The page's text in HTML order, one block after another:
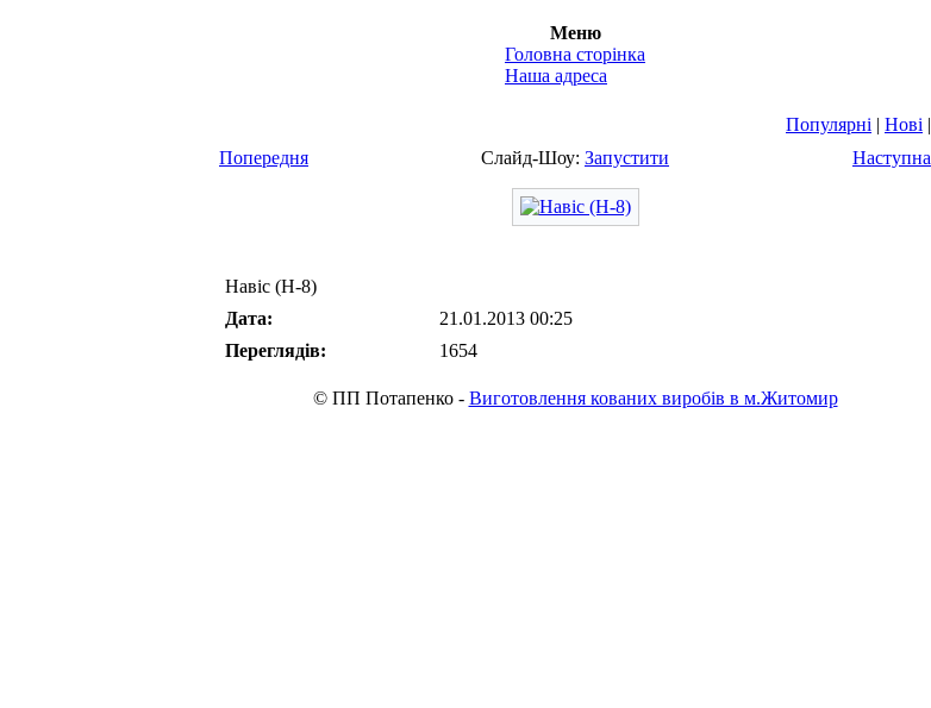
Меню
Головна сторінка
Наша адреса
Популярні | Нові |
Попередня
Слайд-Шоу: Запустити Наступна
Навіс (Н-8)
Дата:
21.01.2013 00:25
Переглядів:
1654
© ПП Потапенко - Виготовлення кованих виробів в м.Житомир